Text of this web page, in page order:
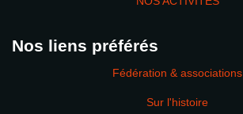
Nos liens préférés
Fédération & associations
Sur l'histoire